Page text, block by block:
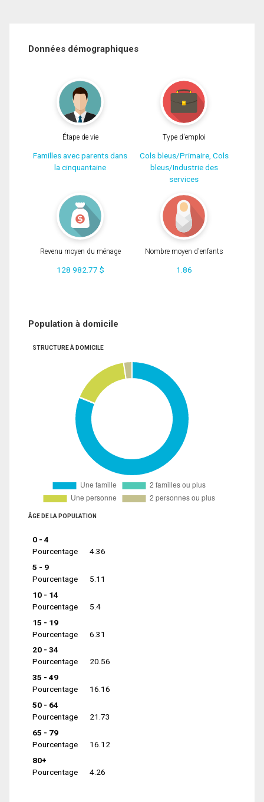
Données démographiques
Étape de vie
Familles avec parents dans
la cinquantaine
Type d'emploi
Cols bleus/Primaire, Cols
bleus/Industrie des
services
Revenu moyen du ménage
128 982.77 $
Nombre moyen d'enfants
1.86
Population à domicile
STRUCTURE À DOMICILE
ÂGE DE LA POPULATION
0 - 4
Pourcentage
4.36
5 - 9
Pourcentage
5.11
10 - 14
Pourcentage
5.4
15 - 19
Pourcentage
6.31
20 - 34
Pourcentage
20.56
35 - 49
Pourcentage
16.16
50 - 64
Pourcentage
21.73
65 - 79
Pourcentage
16.12
80+
Pourcentage
4.26